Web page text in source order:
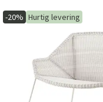
-20% Hurtig levering